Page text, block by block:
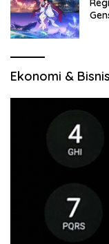
Ekonomi & Bisnis